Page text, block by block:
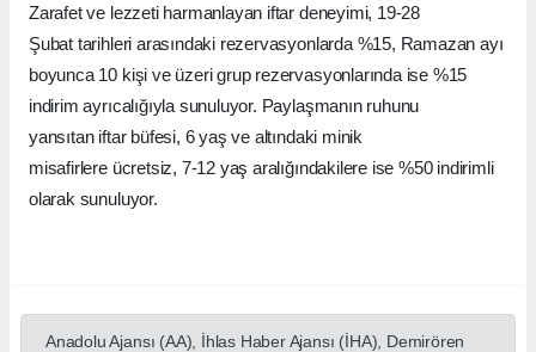
Zarafet ve lezzeti harmanlayan iftar deneyimi, 19-28
Şubat tarihleri arasındaki rezervasyonlarda %15, Ramazan ayı
boyunca 10 kişi ve üzeri grup rezervasyonlarında ise %15
indirim ayrıcalığıyla sunuluyor. Paylaşmanın ruhunu
yansıtan iftar büfesi, 6 yaş ve altındaki minik
misafirlere ücretsiz, 7-12 yaş aralığındakilere ise %50 indirimli
olarak sunuluyor.
Anadolu Ajansı (AA), İhlas Haber Ajansı (İHA), Demirören